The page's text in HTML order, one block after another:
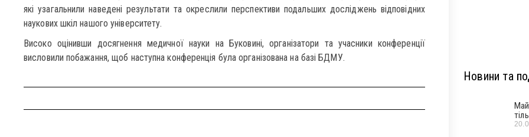
які узагальнили наведені результати та окреслили перспективи подальших досліджень відповідних
наукових шкіл нашого університету.
Високо оцінивши досягнення медичної науки на Буковині, організатори та учасники конференції
висловили побажання, щоб наступна конференція була організована на базі БДМУ.
Новини та